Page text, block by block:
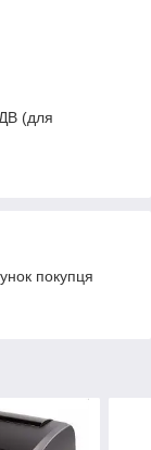
(для
покупця